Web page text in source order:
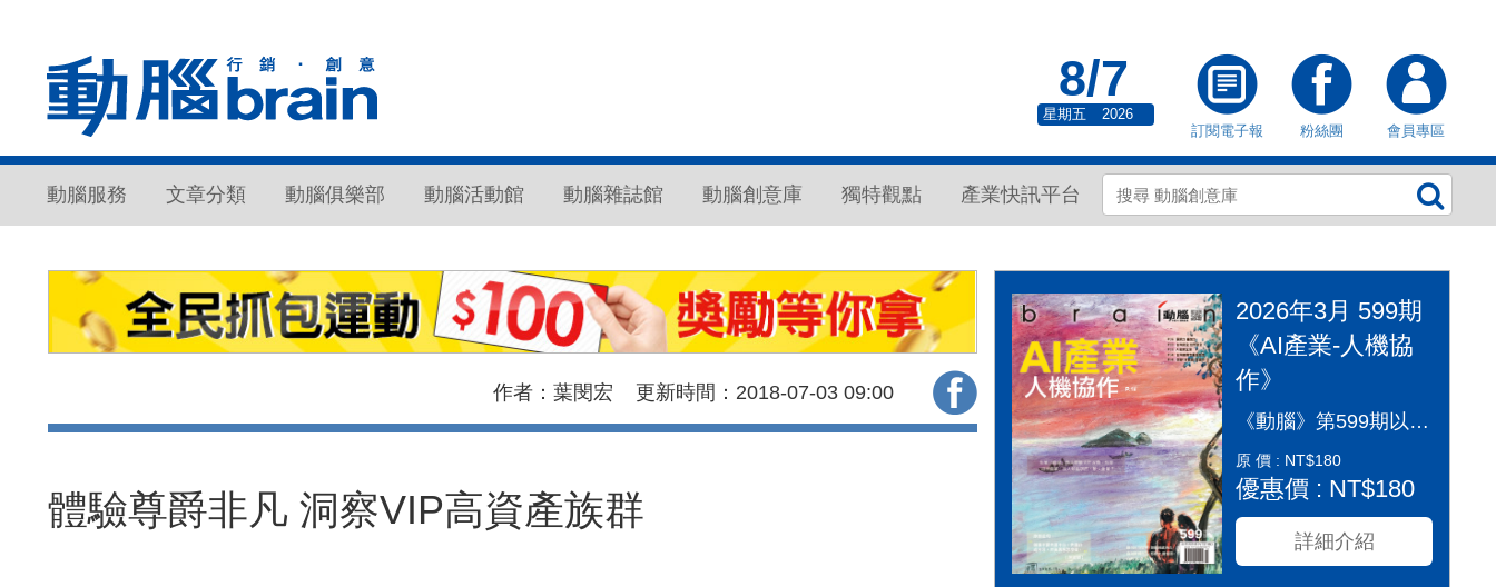
8/7
星期五
2026
訂閱電子報
粉絲團 會員專區
動腦服務 文章分類 動腦俱樂部 動腦活動館 動腦雜誌館 動腦創意庫 獨特觀點 產業快訊平台
作者：葉閔宏 更新時間：2018-07-03 09:00
體驗尊爵非凡 洞察VIP高資產族群
2026年3月 599期
《AI產業-人機協
作》
《動腦》第599期以「AI產業：人機協作」為封面故事，探討AI從「造夢期」邁入「落地應用」的關鍵變革。本期深入剖析2026年AI產業全景，涵蓋代理型AI（Agentic AI）如何重塑顧客旅程、企業導入實戰指南及風險治理。透過專家觀點，解構從智慧金融到行銷流程的自動化轉型，並探討「人機協作」模式下，行銷人如何從軟體操作者轉變為AI指揮官，在矽基與碳基共存的時代，將算力轉化為驅動企業長期成長的關鍵動能，打造更有溫度的未來生活。
原 價 : NT$180
優惠價 : NT$180
詳細介紹